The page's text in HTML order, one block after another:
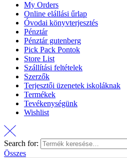
My Orders
Online elállási űrlap
Óvodai könyvterjesztés
Pénztár
Pénztár gutenberg
Pick Pack Pontok
Store List
Szállítási feltételek
Szerzők
Terjesztői üzenetek iskoláknak
Termékek
Tevékenységünk
Wishlist
Search for:
Összes